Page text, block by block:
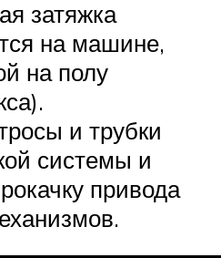
затяжка
на машине,
на полу
и трубки
системы и
привода